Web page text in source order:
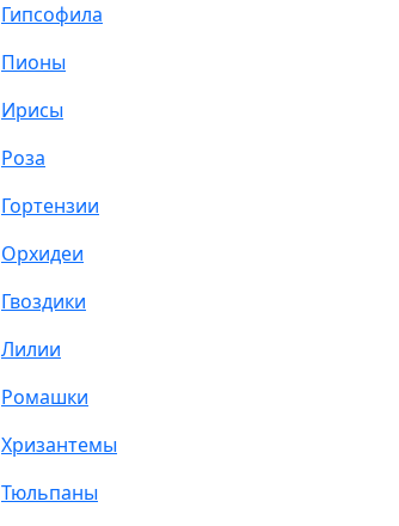
Гипсофила
Пионы
Ирисы
Роза
Гортензии
Орхидеи
Гвоздики
Лилии
Ромашки
Хризантемы
Тюльпаны